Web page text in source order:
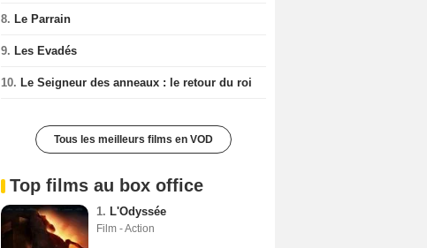
8. Le Parrain
9. Les Evadés
10. Le Seigneur des anneaux : le retour du roi
Tous les meilleurs films en VOD
Top films au box office
1. L'Odyssée
Film - Action